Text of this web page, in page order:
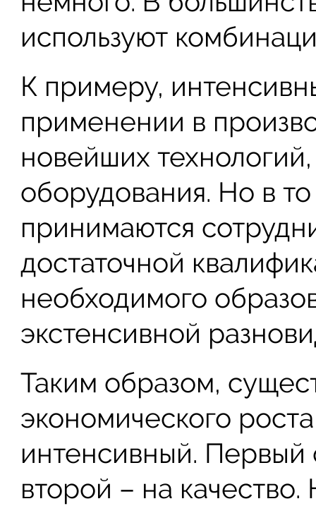
используют
К примеру,
применении в
новейших
оборудования. Но в
принимаются
достаточной
необходимого
экстенсивной
Таким образом,
экономического
интенсивный. Первый
второй – на